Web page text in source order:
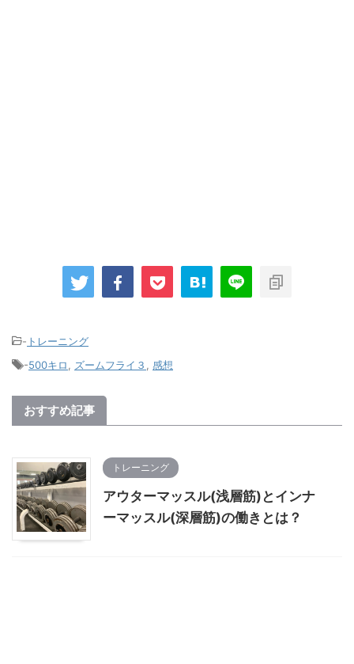
- トレーニング
-500キロ ズームフライ３ 感想
おすすめ記事
トレーニング
アウターマッスル(浅層筋)とインナ
ーマッスル(深層筋)の働きとは？